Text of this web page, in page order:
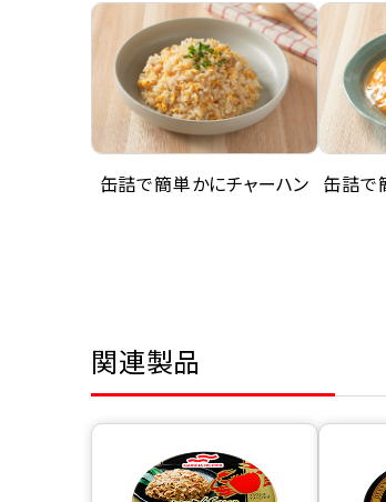
缶詰で簡単かにチャーハン 缶詰で
関連製品